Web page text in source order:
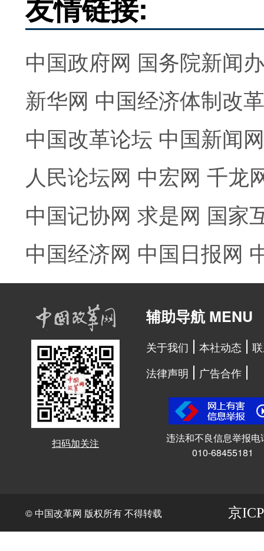
中国政府网 国务院新闻
新华网 中国经济体制改
中国改革论坛 中国新闻网
人民论坛网 中宏网 千龙
中国记协网 求是网 国家
中国经济网 中国日报网
扫码加关注
辅助导航 MENU
关于我们 本社动态
法律声明
广告合作
违法和不良信息举报电
010-68455181
© 中国改革网 版权所有 不得转载 京